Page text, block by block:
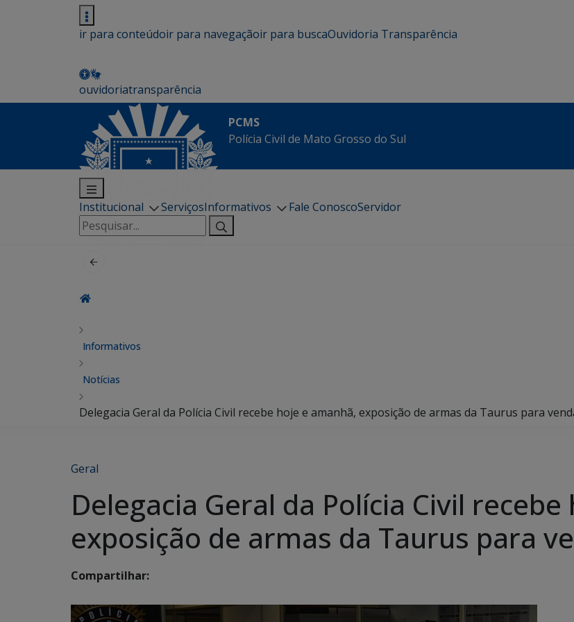
ir para conteúdoir para navegaçãoir para buscaOuvidoria Transparência
ouvidoriatransparência
PCMS
Polícia Civil de Mato Grosso do Sul
Institucional ServiçosInformativos Fale ConoscoServidor
Pesquisar
por:
Informativos
Notícias
Delegacia Geral da Polícia Civil recebe hoje e amanhã, exposição de armas da Taurus para
Geral
Delegacia Geral da Polícia Civil
exposição de armas da Taurus para
Compartilhar: